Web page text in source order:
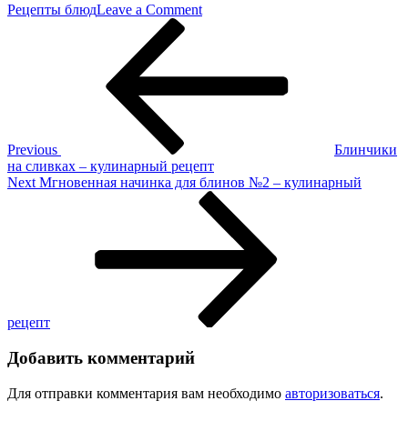
Рецепты блюдLeave a Commenton
торта
Previous
Блинчики
на сливках – кулинарный рецепт
Next
Next Мгновенная начинка для блинов №2 – кулинарный
рецепт
Добавить комментарий
Для отправки комментария вам необходимо авторизоваться.